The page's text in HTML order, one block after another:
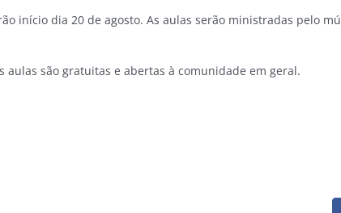
início dia 20 de agosto. As aulas serão ministradas pelo
aulas são gratuitas e abertas à comunidade em geral.